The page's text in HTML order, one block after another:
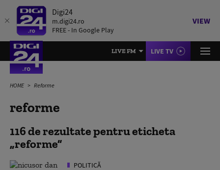
Digi24
m.digi24.ro
FREE - In Google Play
VIEW
LIVE FM LIVE TV
HOME Reforme
reforme
116 de rezultate pentru eticheta
reforme
POLITICĂ